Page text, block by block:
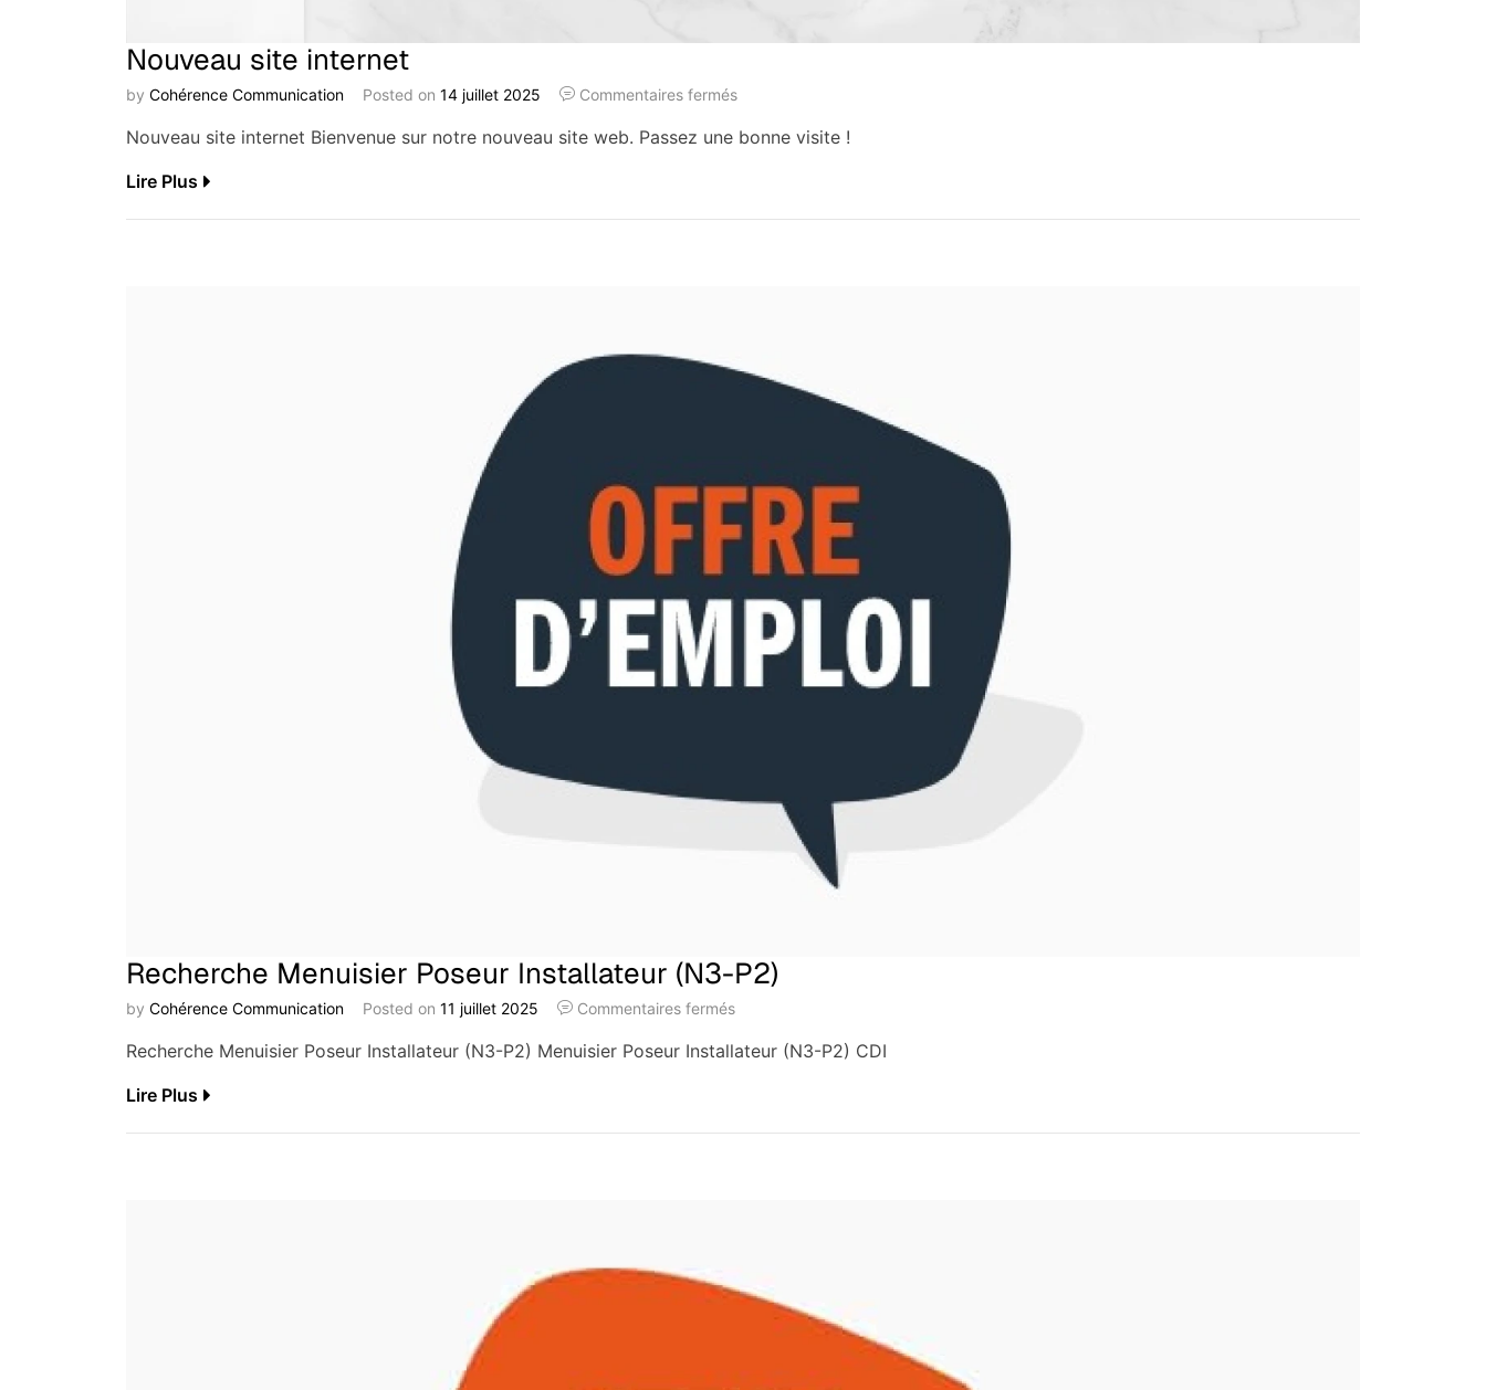
Nouveau site internet
by Cohérence Communication Posted on 14 juillet 2025 Commentaires fermés
Nouveau site internet Bienvenue sur notre nouveau site web. Passez une bonne visite !
Lire Plus
Recherche Menuisier Poseur Installateur (N3-P2)
by Cohérence Communication Posted on 11 juillet 2025 Commentaires fermés
Recherche Menuisier Poseur Installateur (N3-P2) Menuisier Poseur Installateur (N3-P2) CDI
Lire Plus